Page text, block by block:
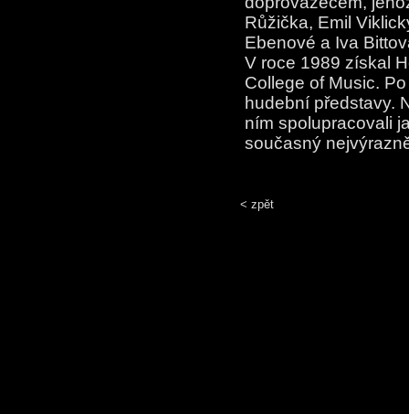
Růžička, Emil
Ebenové a Iva
V roce 1989 získal
College of Music.
hudební představy.
ním spolupracovali
současný
< zpět